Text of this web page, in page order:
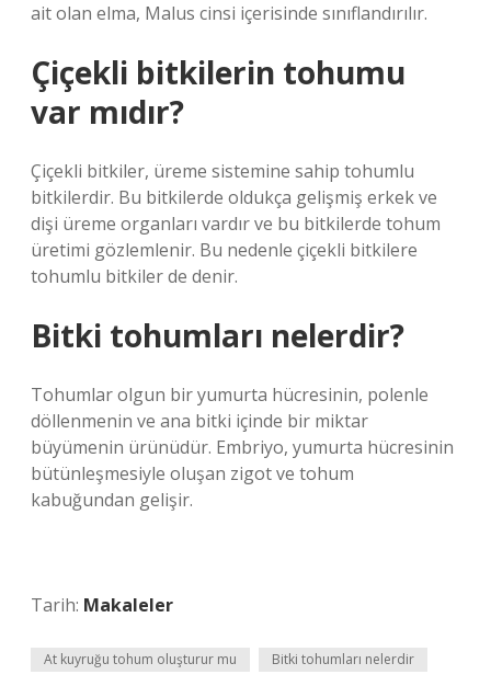
ait olan elma, Malus cinsi içerisinde sınıflandırılır.
Çiçekli bitkilerin tohumu
var mıdır?
Çiçekli bitkiler, üreme sistemine sahip tohumlu
bitkilerdir. Bu bitkilerde oldukça gelişmiş erkek ve
dişi üreme organları vardır ve bu bitkilerde tohum
üretimi gözlemlenir. Bu nedenle çiçekli bitkilere
tohumlu bitkiler de denir.
Bitki tohumları nelerdir?
Tohumlar olgun bir yumurta hücresinin, polenle
döllenmenin ve ana bitki içinde bir miktar
büyümenin ürünüdür. Embriyo, yumurta hücresinin
bütünleşmesiyle oluşan zigot ve tohum
kabuğundan gelişir.
Tarih: Makaleler
At kuyruğu tohum oluşturur mu Bitki tohumları nelerdir